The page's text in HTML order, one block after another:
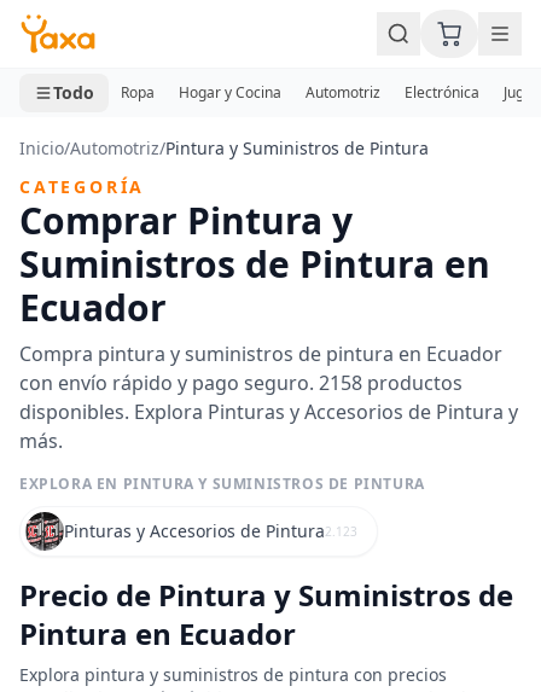
MINI CARRITO
0 productos
Todo Ropa Hogar y Cocina Automotriz Electrónica
Inicio/Automotriz/Pintura y Suministros de Pintura
CATEGORÍA
Comprar Pintura y
Suministros de Pintura en
Ecuador
Compra pintura y suministros de pintura en Ecuador
con envío rápido y pago seguro. 2158 productos
disponibles. Explora Pinturas y Accesorios de Pintura y
más.
EXPLORA EN PINTURA Y SUMINISTROS DE PINTURA
Pinturas y Accesorios de Pintura2.123
Precio de Pintura y Suministros de
Pintura en Ecuador
Explora pintura y suministros de pintura con precios